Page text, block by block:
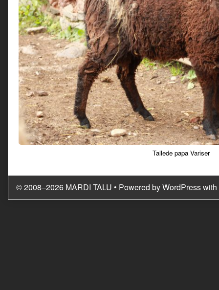
Tallede papa Variser
© 2008–2026 MARDI TALU • Powered byWordPresswith